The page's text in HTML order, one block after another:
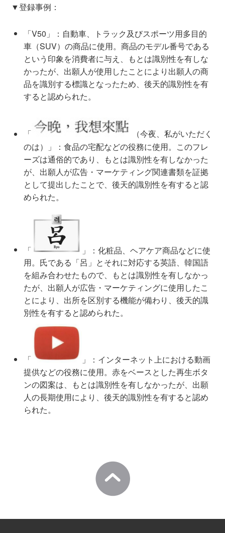
▼登録事例：
「V50」：自動車、トラック及びスポーツ用多目的
車（SUV）の商品に使用。商品のモデル番号である
という印象を消費者に与え、もとは識別性を有しな
かったが、出願人が使用したことにより出願人の商
品を識別する標識となったため、後天的識別性を有
すると認められた。
「
（今夜、私がいただく
のは）」：食品の宅配などの役務に使用。このフレ
ーズは通俗的であり、もとは識別性を有しなかった
が、出願人が広告・マーケティング関連書類を証拠
として提出したことで、後天的識別性を有すると認
められた。
「
」：化粧品、ヘアケア商品などに使
用。氏である「呂」とそれに対応する英語、韓国語
を組み合わせたもので、もとは識別性を有しなかっ
たが、出願人が広告・マーケティングに使用したこ
とにより、出所を区別する機能が備わり、後天的識
別性を有すると認められた。
「
」：インターネット上における動画
提供などの役務に使用。赤をベースとした再生ボタ
ンの図案は、もとは識別性を有しなかったが、出願
人の長期使用により、後天的識別性を有すると認め
られた。